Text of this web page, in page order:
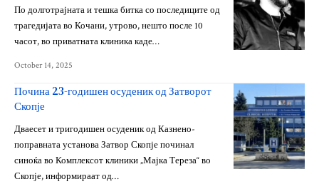
По долготрајната и тешка битка со последиците од
трагедијата во Кочани, утрово, нешто после 10
часот, во приватната клиника каде…
October 14, 2025
Почина 23-годишен осуденик од Затворот
Скопје
Дваесет и тригодишен осуденик од Казнено-
поправната установа Затвор Скопје починал
синоќа во Комплексот клиники „Мајка Тереза“ во
Скопје, информираат од…